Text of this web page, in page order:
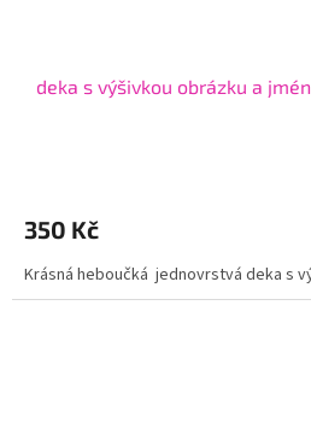
deka s výšivkou obrázku a
350 Kč
Krásná heboučká jednovrstvá deka s